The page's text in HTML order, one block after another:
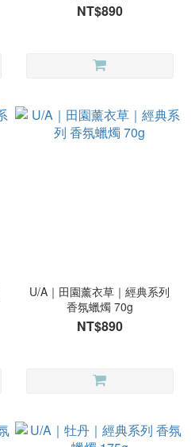
NT$890
U/A｜田園薰衣草｜經典系列
香氛蠟燭 70g
NT$890